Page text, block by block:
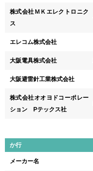
株式会社ＭＫエレクトロニク
ス
エレコム株式会社
大阪電具株式会社
大阪避雷針工業株式会社
株式会社オオヨドコーポレー
ション Pテックス社
か行
メーカー名